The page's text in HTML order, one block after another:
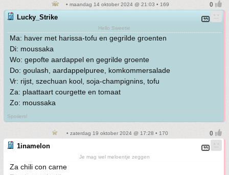
• maandag 14 oktober 2024 @ 21:03 • 169
Lucky_Strike
Hello Sweetie
Ma: haver met harissa-tofu en gegrilde groenten
Di: moussaka
Wo: gepofte aardappel en gegrilde groente
Do: goulash, aardappelpuree, komkommersalade
Vr: rijst, szechuan kool, soja-champignins, tofu
Za: plaattaart courgette en tomaat
Zo: moussaka
Spoilers!
• zaterdag 19 oktober 2024 @ 17:28 • 170
1inamelon
Je mag wel meloentje zeggen
Za chili con carne